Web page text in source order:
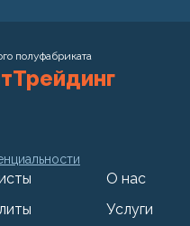
полуфабриката
О нас
Услуги